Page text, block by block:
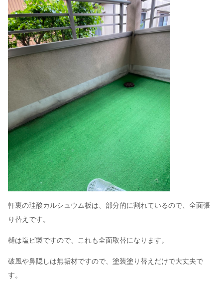
軒裏の珪酸カルシュウム板は、部分的に割れているので、全面張
り替えです。
樋は塩ビ製ですので、これも全面取替になります。
破風や鼻隠しは無垢材ですので、塗装塗り替えだけで大丈夫で
す。